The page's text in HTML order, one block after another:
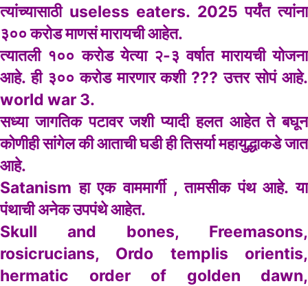
त्यांच्यासाठी useless eaters. 2025 पर्यंत त्यांना
३०० करोड माणसं मारायची आहेत.
त्यातली १०० करोड येत्या २-३ वर्षात मारायची योजना
आहे. ही ३०० करोड मारणार कशी ??? उत्तर सोपं आहे.
world war 3.
सध्या जागतिक पटावर जशी प्यादी हलत आहेत ते बघून
कोणीही सांगेल की आताची घडी ही तिसर्या महायुद्धाकडे जात
आहे.
Satanism हा एक वाममार्गी , तामसीक पंथ आहे. या
पंथाची अनेक उपपंथे आहेत.
Skull and bones, Freemasons,
rosicrucians, Ordo templis orientis,
hermatic order of golden dawn,